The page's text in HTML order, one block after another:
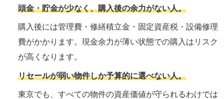
頭金・貯金が少なく、購入後の余力がない人。
購入後には管理費・修繕積立金・固定資産税・設備修理
費がかかります。現金余力が薄い状態での購入はリスク
が高くなります。
リセールが弱い物件しか予算的に選べない人。
東京でも、すべての物件の資産価値が守られるわけでは